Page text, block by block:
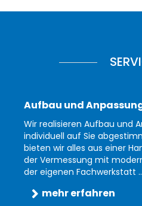
Aufbau und
Wir realisieren Aufbau und
individuell auf Sie
bieten wir alles aus einer
der Vermessung mit
der eigenen Fachwerkstatt
mehr erfahren